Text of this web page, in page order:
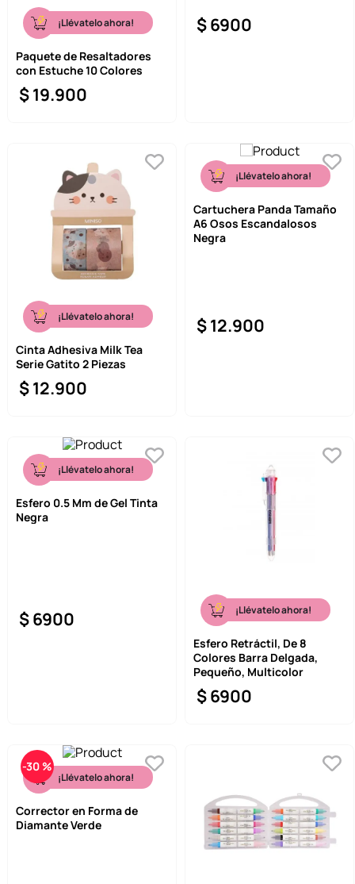
¡Llévatelo ahora!
Paquete de Resaltadores
con Estuche 10 Colores
$19.900
$6900
¡Llévatelo ahora!
Cinta Adhesiva Milk Tea
Serie Gatito 2 Piezas
$12.900
¡Llévatelo ahora!
Cartuchera Panda Tamaño
A6 Osos Escandalosos
Negra
$12.900
¡Llévatelo ahora!
Esfero 0.5 Mm de Gel Tinta
Negra
$6900 ¡Llévatelo ahora!
Esfero Retráctil, De 8
Colores Barra Delgada,
Pequeño, Multicolor
$6900
-30 %
¡Llévatelo ahora!
Corrector en Forma de
Diamante Verde